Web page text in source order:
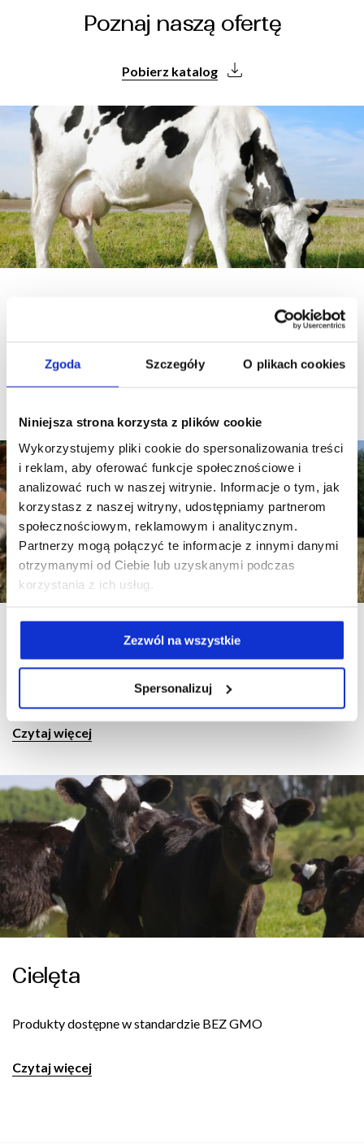
Zgoda Szczegóły O plikach cookies
Niniejsza strona korzysta z plików cookie
Wykorzystujemy pliki cookie do spersonalizowania treści
i reklam, aby oferować funkcje społecznościowe i
analizować ruch w naszej witrynie. Informacje o tym, jak
korzystasz z naszej witryny, udostępniamy partnerom
społecznościowym, reklamowym i analitycznym.
Partnerzy mogą połączyć te informacje z innymi danymi
otrzymanymi od Ciebie lub uzyskanymi podczas
korzystania z ich usług.
Zezwól na wszystkie
Spersonalizuj
Poznaj naszą ofertę
Pobierz katalog
Bydło mięsne
Produkty dostępne w standardzie BEZ GMO
Czytaj więcej
Cielęta
Produkty dostępne w standardzie BEZ GMO
Czytaj więcej